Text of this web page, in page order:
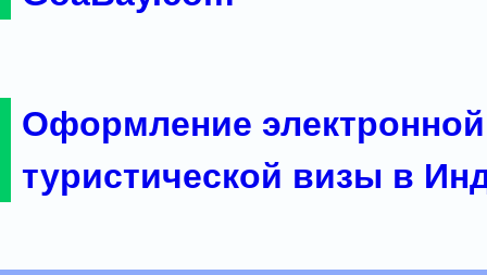
Оформление электронной
туристической визы в